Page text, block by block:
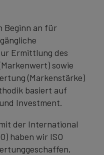
Beginn an für
Ermittlung des
sowie
(Markenstärke)
basiert auf
Investment.
der International
haben wir ISO